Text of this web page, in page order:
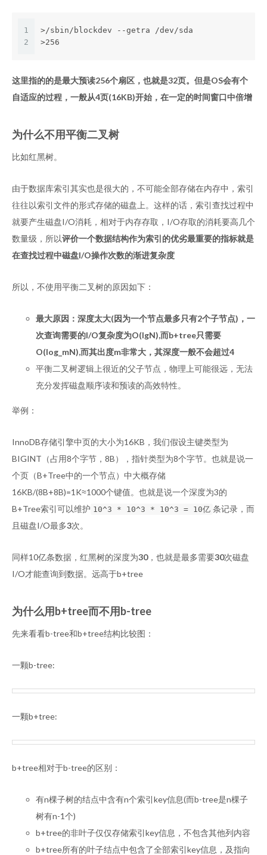
1
2
>/sbin/blockdev --getra /dev/sda
>256
这里指的的是最大预读256个扇区，也就是32页。但是OS会有个
自适应的过程，一般从4页(16KB)开始，在一定的时间窗口中倍增
为什么不用平衡二叉树
比如红黑树。
由于数据库索引其实也是很大的，不可能全部存储在内存中，索引
往往以索引文件的形式存储的磁盘上。这样的话，索引查找过程中
就要产生磁盘I/O消耗，相对于内存存取，I/O存取的消耗要高几个
数量级，所以评价一个数据结构作为索引的优劣最重要的指标就是
在查找过程中磁盘I/O操作次数的渐进复杂度
所以，不使用平衡二叉树的原因如下：
最大原因：深度太大(因为一个节点最多只有2个子节点)，一
次查询需要的I/O复杂度为O(lgN),而b+tree只需要
O(log_mN),而其出度m非常大，其深度一般不会超过4
平衡二叉树逻辑上很近的父子节点，物理上可能很远，无法
充分发挥磁盘顺序读和预读的高效特性。
举例：
InnoDB存储引擎中页的大小为16KB，我们假设主键类型为
BIGINT（占用8个字节，8B），指针类型为8个字节。也就是说一
个页（B+Tree中的一个节点）中大概存储
16KB/(8B+8B)=1K≈1000个键值。也就是说一个深度为3的
B+Tree索引可以维护 10^3 * 10^3 * 10^3 = 10亿 条记录，而
且磁盘I/O最多3次。
同样10亿条数据，红黑树的深度为30，也就是最多需要30次磁盘
I/O才能查询到数据。远高于b+tree
为什么用b+tree而不用b-tree
先来看看b-tree和b+tree结构比较图：
一颗b-tree:
一颗b+tree:
b+tree相对于b-tree的区别：
有n棵子树的结点中含有n个索引key信息(而b-tree是n棵子
树有n-1个)
b+tree的非叶子仅仅存储索引key信息，不包含其他列内容
b+tree所有的叶子结点中包含了全部索引key信息，及指向